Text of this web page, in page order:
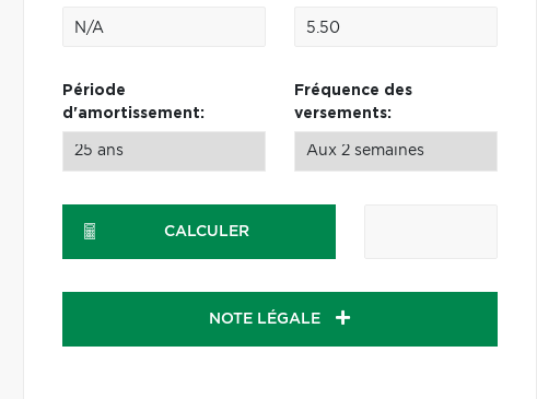
Période
d'amortissement:
Fréquence des
versements:
CALCULER
NOTE LÉGALE